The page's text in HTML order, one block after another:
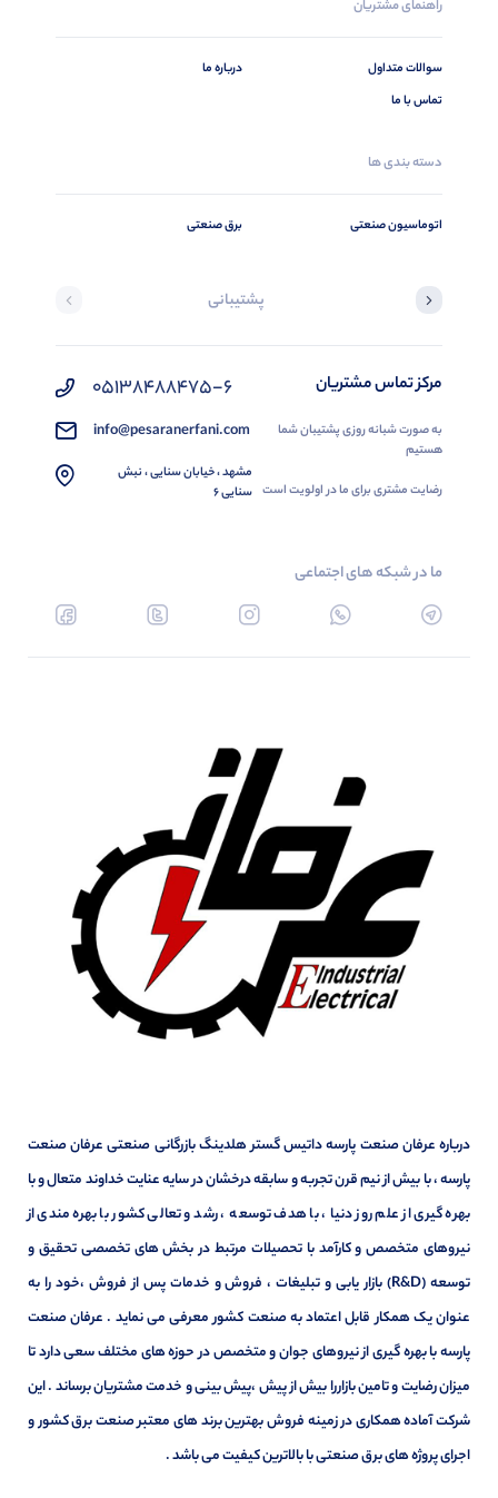
راهنمای مشتریان
سوالات متداول
تماس با ما
درباره ما
دسته بندی ها
اتوماسیون صنعتی برق صنعتی
پشتیبانی
مرکز تماس مشتریان
به صورت شبانه روزی پشتیبان شما
هستیم
رضایت مشتری برای ما در اولویت است
05138488475-6
info@pesaranerfani.com
مشهد ، خیابان سنایی ، نبش
سنایی 6
ما در شبکه های اجتماعی
درباره عرفان صنعت پارسه داتیس گستر هلدینگ بازرگانی صنعتی عرفان صنعت
پارسه ، با بیش از نیم قرن تجربه و سابقه درخشان در سایه عنایت خداوند متعال و با
بهره گیری از علم روز دنیا ، با هدف توسعه ، رشد و تعالی کشور با بهره مندی از
نیروهای متخصص و کارآمد با تحصیلات مرتبط در بخش های تخصصی تحقیق و
توسعه (R&D) بازار یابی و تبلیغات ، فروش و خدمات پس از فروش ،خود را به
عنوان یک همکار قابل اعتماد به صنعت کشور معرفی می نماید . عرفان صنعت
پارسه با بهره گیری از نیروهای جوان و متخصص در حوزه های مختلف سعی دارد تا
میزان رضایت و تامین بازاررا بیش از پیش ،پیش بینی و خدمت مشتریان برساند . این
شرکت آماده همکاری در زمینه فروش بهترین برند های معتبر صنعت برق کشور و
اجرای پروژه های برق صنعتی با بالاترین کیفیت می باشد .